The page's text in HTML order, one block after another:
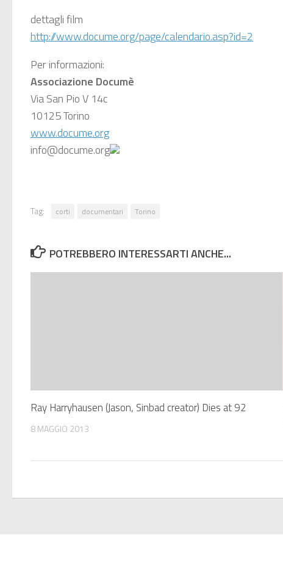
dettagli film
http://www.docume.org/page/calendario.asp?id=2
Per informazioni:
Associazione Documè
Via San Pio V 14c
10125 Torino
www.docume.org
info@docume.org
Tag: corti documentari Torino
POTREBBERO INTERESSARTI ANCHE...
Ray Harryhausen (Jason, Sinbad creator) Dies at 92
8 MAGGIO 2013